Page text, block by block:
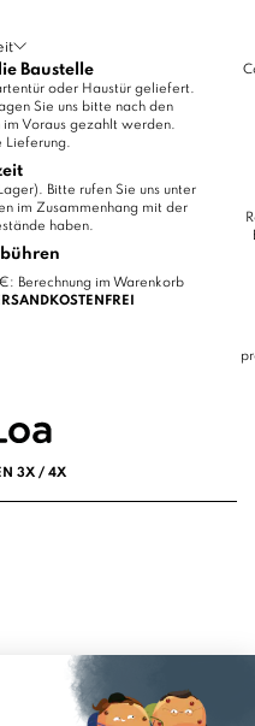
Baustelle
oder Haustür geliefert.
Sie uns bitte nach den
im Voraus gezahlt werden.
Lieferung.
Bitte rufen Sie uns unter
im Zusammenhang mit der
haben.
Berechnung im Warenkorb
3X / 4X